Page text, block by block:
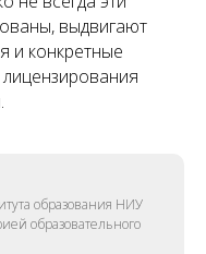
выдвигают
и конкретные
образования НИУ
образовательного